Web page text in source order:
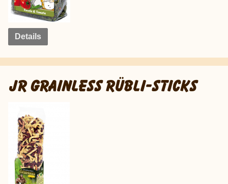
Details
JR GRAINLESS RÜBLI-STICKS